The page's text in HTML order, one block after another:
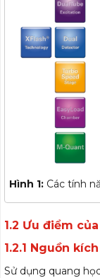
Hình 1: Các tính
1.2 Ưu điểm
1.2.1 Nguồn
Sử dụng quang